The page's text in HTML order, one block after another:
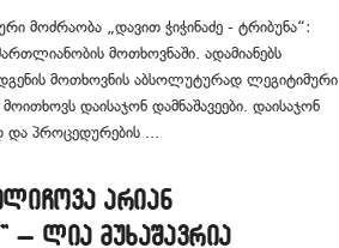
მოძრაობა „დავით ჭიჭინაძე - ტრიბუნა“:
მოთხოვნაში. ადამიანებს
მოთხოვნის აბსოლუტურად ლეგიტიმური
დაისაჯონ დამნაშავეები. დაისაჯონ
პროცედურების ...
არიან
– ლია მუხაშავრია